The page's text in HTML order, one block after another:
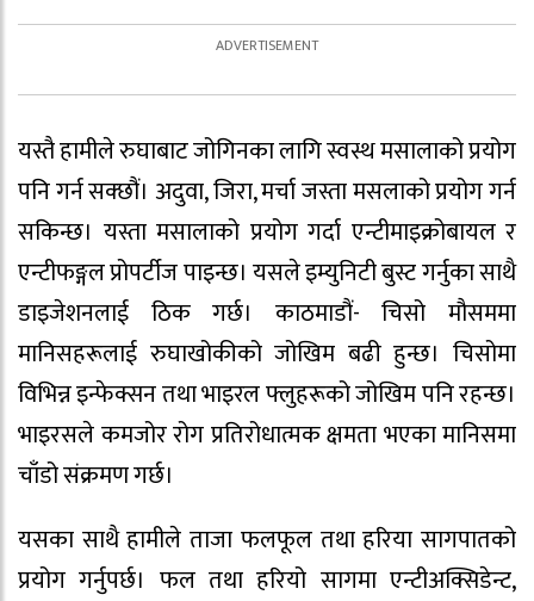
यस्तै हामीले रुघाबाट जोगिनका लागि स्वस्थ मसालाको प्रयोग
पनि गर्न सक्छौं। अदुवा, जिरा, मर्चा जस्ता मसलाको प्रयोग गर्न
सकिन्छ। यस्ता मसालाको प्रयोग गर्दा एन्टीमाइक्रोबायल र
एन्टीफङ्गल प्रोपर्टीज पाइन्छ। यसले इम्युनिटी बुस्ट गर्नुका साथै
डाइजेशनलाई ठिक गर्छ। काठमाडौं- चिसो मौसममा
मानिसहरूलाई रुघाखोकीको जोखिम बढी हुन्छ। चिसोमा
विभिन्न इन्फेक्सन तथा भाइरल फ्लुहरूको जोखिम पनि रहन्छ।
भाइरसले कमजोर रोग प्रतिरोधात्मक क्षमता भएका मानिसमा
चाँडो संक्रमण गर्छ।
यसका साथै हामीले ताजा फलफूल तथा हरिया सागपातको
प्रयोग गर्नुपर्छ। फल तथा हरियो सागमा एन्टीअक्सिडेन्ट,